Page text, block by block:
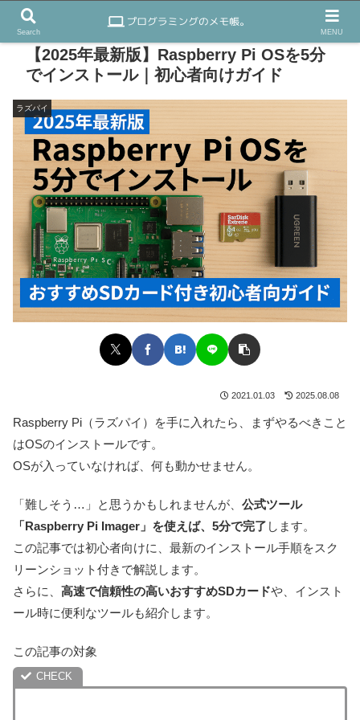
【2025年最新版】Raspberry Pi OSを5分
でインストール｜初心者向けガイド
ラズパイ
2021.01.03 2025.08.08
Raspberry Pi（ラズパイ）を手に入れたら、まずやるべきこと
はOSのインストールです。
OSが入っていなければ、何も動かせません。
「難しそう…」と思うかもしれませんが、 公式ツール
「Raspberry Pi Imager」を使えば、5分で完了 します。
この記事では初心者向けに、最新のインストール手順をスク
リーンショット付きで解説します。
さらに、 高速で信頼性の高いおすすめSDカードや、インスト
ール時に便利なツールも紹介します。
この記事の対象
Search MENU